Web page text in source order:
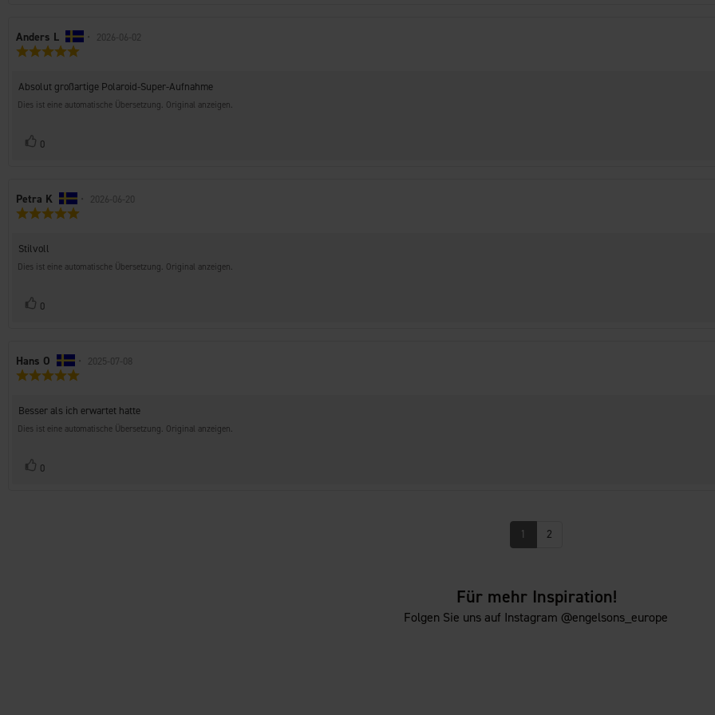
Autor
der
Anders L • Bewertungsdatum:
2026-06-02
5
Sternen
Rezensionstext:
Absolut großartige Polaroid-Super-Aufnahme
Dies ist eine automatische Übersetzung. Original anzeigen.
Stimme
0
Autor
der
Petra K • Bewertungsdatum:
2026-06-20
Sternen
Rezensionstext:
Stilvoll
Dies ist eine automatische Übersetzung. Original anzeigen.
Stimme
0
Autor
der
Hans O • Bewertungsdatum:
2025-07-08
5
Sternen
Rezensionstext:
Besser als ich erwartet hatte
Dies ist eine automatische Übersetzung. Original anzeigen.
Stimme
0
1 2
Für mehr Inspiration!
Folgen Sie uns auf Instagram @engelsons_europe